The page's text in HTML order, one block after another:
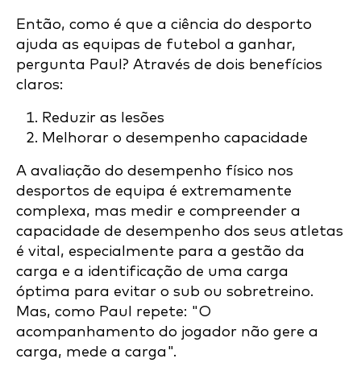
Então, como é que a ciência do desporto
ajuda as equipas de futebol a ganhar,
pergunta Paul? Através de dois benefícios
claros:
Reduzir as lesões
Melhorar o desempenho capacidade
A avaliação do desempenho físico nos
desportos de equipa é extremamente
complexa, mas medir e compreender a
capacidade de desempenho dos seus atletas
é vital, especialmente para a gestão da
carga e a identificação de uma carga
óptima para evitar o sub ou sobretreino.
Mas, como Paul repete: "O
acompanhamento do jogador não gere a
carga, mede a carga".